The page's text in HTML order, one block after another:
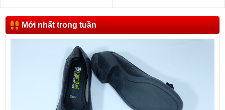
Mới nhất trong tuần